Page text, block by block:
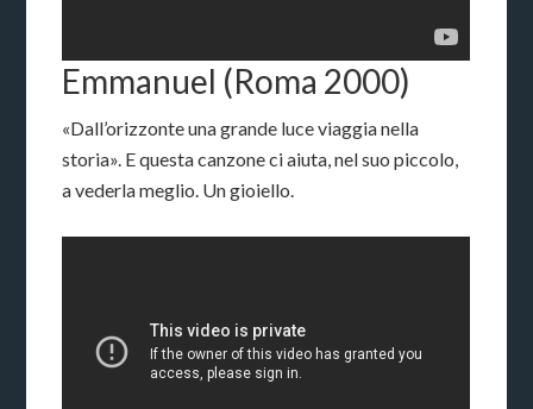
Emmanuel (Roma 2000)
«Dall’orizzonte una grande luce viaggia nella
storia». E questa canzone ci aiuta, nel suo piccolo,
a vederla meglio. Un gioiello.